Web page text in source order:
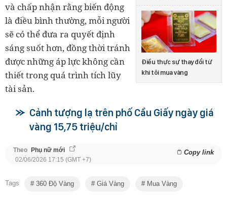
Điều thực sự thay đổi từ
khi tôi mua vàng
và chấp nhận rằng biến động
là điều bình thường, mỗi người
sẽ có thể đưa ra quyết định
sáng suốt hơn, đồng thời tránh
được những áp lực không cần
thiết trong quá trình tích lũy
tài sản.
Cảnh tượng lạ trên phố Cầu Giấy ngày giá
vàng 15,75 triệu/chỉ
Theo Phụ nữ mới Copy link
02/06/2026 17:15 (GMT +7)
Tags 360 Độ Vàng Giá Vàng Mua Vàng